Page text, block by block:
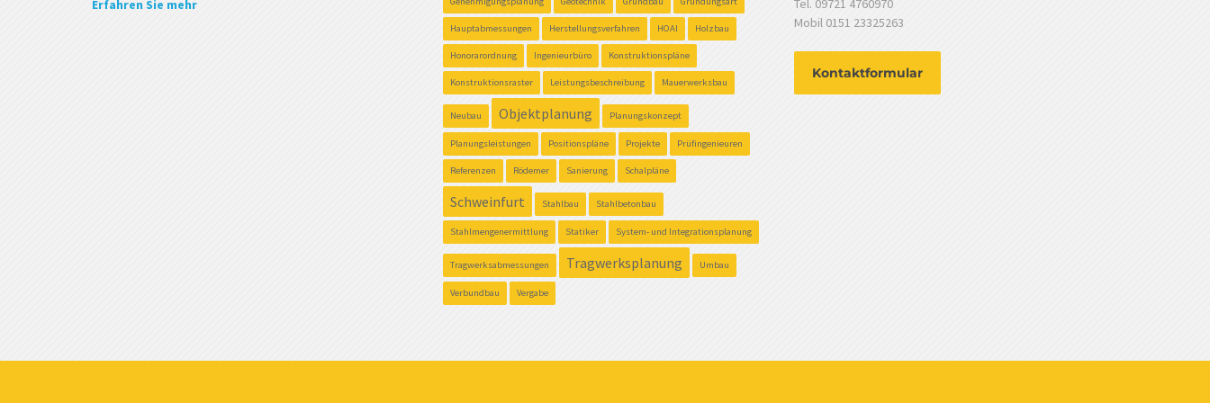
Erfahren Sie mehr
Hauptabmessungen Herstellungsverfahren HOAI Holzbau
Honorarordnung Ingenieurbüro Konstruktionspläne
Konstruktionsraster Leistungsbeschreibung Mauerwerksbau
Neubau Objektplanung Planungskonzept
Planungsleistungen Positionspläne Projekte Prüfingenieuren
Referenzen Rödemer Sanierung Schalpläne
Schweinfurt Stahlbau Stahlbetonbau
Stahlmengenermittlung Statiker System- und Integrationsplanung
Tragwerksabmessungen Tragwerksplanung Umbau
Verbundbau Vergabe
Tel. 09721 4760970
Mobil 0151 23325263
Kontaktformular